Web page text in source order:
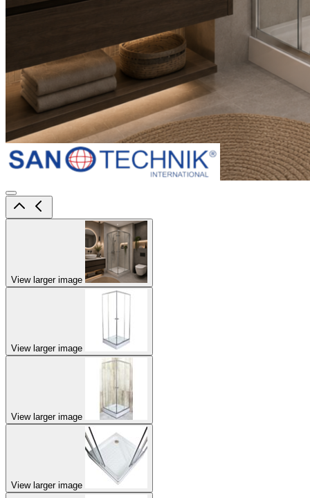
View larger image
View larger image
View larger image
View larger image